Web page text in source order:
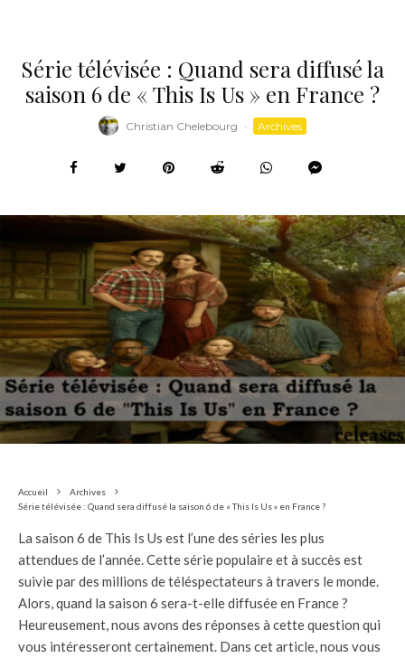
Série télévisée : Quand sera diffusé la
saison 6 de « This Is Us » en France ?
Christian Chelebourg · Archives
Accueil
Archives
Série télévisée : Quand sera diffusé la saison 6 de « This Is Us » en France ?
La saison 6 de This Is Us est l’une des séries les plus
attendues de l’année. Cette série populaire et à succès est
suivie par des millions de téléspectateurs à travers le monde.
Alors, quand la saison 6 sera-t-elle diffusée en France ?
Heureusement, nous avons des réponses à cette question qui
vous intéresseront certainement. Dans cet article, nous vous